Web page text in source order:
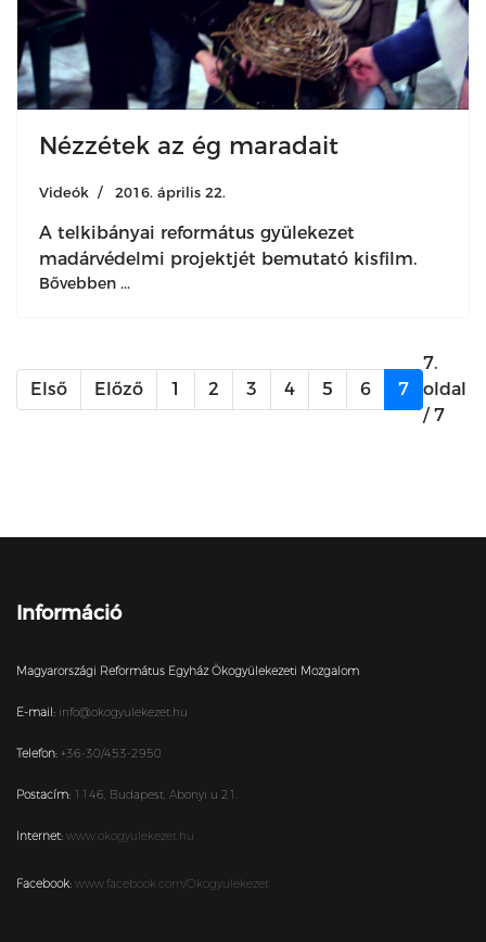
Nézzétek az ég maradait
Videók 2016. április 22.
A telkibányai református gyülekezet
madárvédelmi projektjét bemutató kisfilm.
Bővebben ...
Első Előző 1 2 3 4 5 6 7
7.
oldal
/ 7
Információ
Magyarországi Református Egyház Ökogyülekezeti Mozgalom
E-mail: info@okogyulekezet.hu
Telefon: +36-30/453-2950
Postacím: 1146, Budapest, Abonyi u 21.
Internet: www.okogyulekezet.hu
Facebook: www.facebook.com/Okogyulekezet